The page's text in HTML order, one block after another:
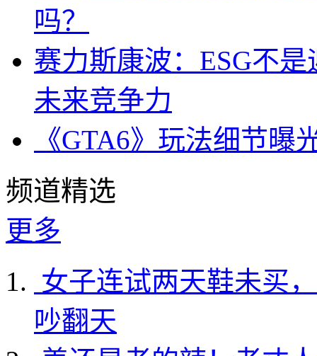
吗？
赛力斯康波：ESG不
未来竞争力
《GTA6》玩法细节
频道精选
更多
女子连试两天鞋未买
吵翻天